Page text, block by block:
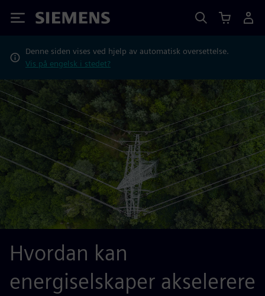
Siemens
Denne siden vises ved hjelp av automatisk oversettelse.
Vis på engelsk i stedet?
Hvordan kan
energiselskaper akselerere